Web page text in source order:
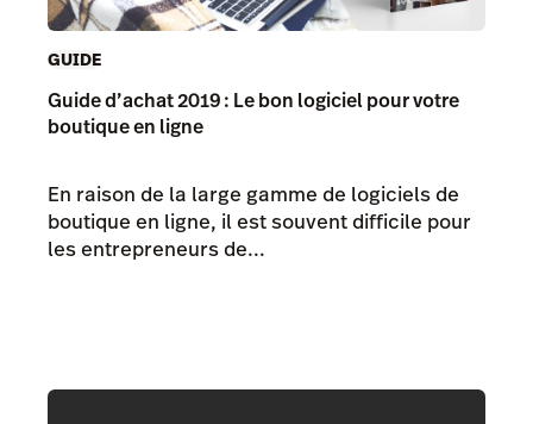
GUIDE
Guide d’achat 2019 : Le bon logiciel pour votre
boutique en ligne
En raison de la large gamme de logiciels de
boutique en ligne, il est souvent difficile pour
les entrepreneurs de...